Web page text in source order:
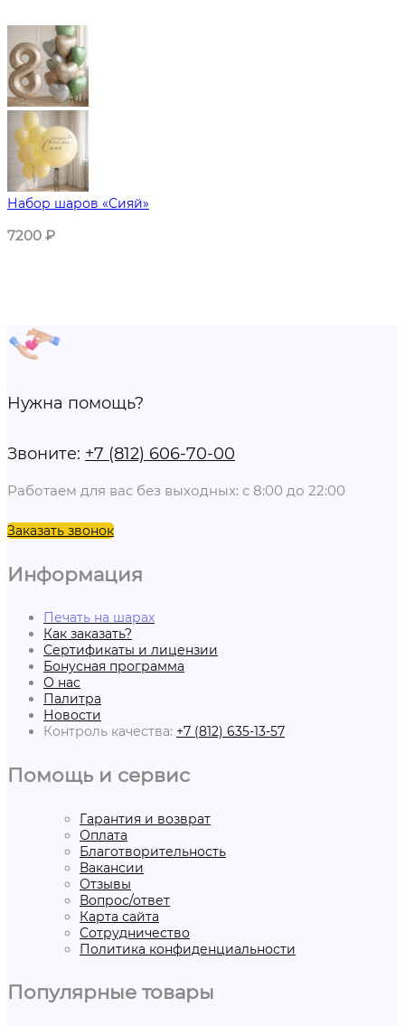
Набор шаров «Сияй»
7200 ₽
Нужна помощь?
Звоните: +7 (812) 606-70-00
Работаем для вас без выходных: с 8:00 до 22:00
Заказать звонок
Информация
Печать на шарах
Как заказать?
Сертификаты и лицензии
Бонусная программа
О нас
Палитра
Новости
Контроль качества: +7 (812) 635-13-57
Помощь и сервис
Гарантия и возврат
Оплата
Благотворительность
Вакансии
Отзывы
Вопрос/ответ
Карта сайта
Сотрудничество
Политика конфиденциальности
Популярные товары